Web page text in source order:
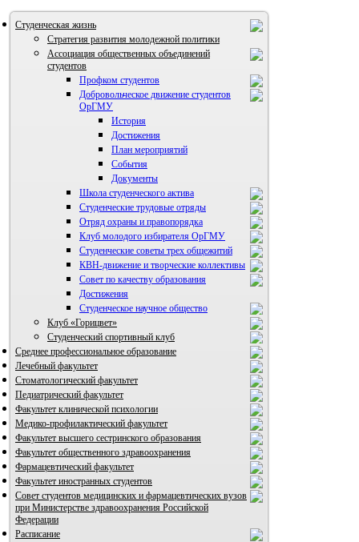
Студенческая жизнь
Стратегия развития молодежной политики
Ассоциация общественных объединений
студентов
Профком студентов
Добровольческое движение студентов
ОрГМУ
История
Достижения
План мероприятий
События
Документы
Школа студенческого актива
Студенческие трудовые отряды
Отряд охраны и правопорядка
Клуб молодого избирателя ОрГМУ
Студенческие советы трех общежитий
КВН-движение и творческие коллективы
ВИА "Полигон"
Совет по качеству образования
Достижения
Студенческое научное общество
Клуб «Горицвет»
Студенческий спортивный клуб
Среднее профессиональное образование
Лечебный факультет
Стоматологический факультет
Педиатрический факультет
Факультет клинической психологии
Медико-профилактический факультет
Факультет высшего сестринского образования
Факультет общественного здравоохранения
Фармацевтический факультет
Факультет иностранных студентов
Совет студентов медицинских и фармацевтических вузов
при Министерстве здравоохранения Российской
Федерации
Расписание